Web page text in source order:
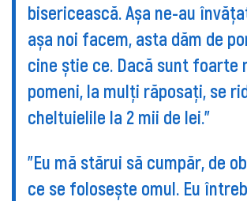
bisericească. Așa ne-au
așa noi facem, asta dăm de
cine știe ce. Dacă sunt foarte
pomeni, la mulți răposați, se
cheltuielile la 2 mii de lei."
"Eu mă stărui să cumpăr, de
ce se folosește omul. Eu